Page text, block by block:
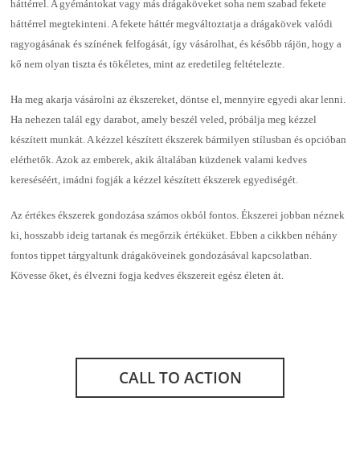
háttérrel. A gyémántokat vagy más drágaköveket soha nem szabad fekete
háttérrel megtekinteni. A fekete háttér megváltoztatja a drágakövek valódi
ragyogásának és színének felfogását, így vásárolhat, és később rájön, hogy a
kő nem olyan tiszta és tökéletes, mint az eredetileg feltételezte.
Ha meg akarja vásárolni az ékszereket, döntse el, mennyire egyedi akar lenni.
Ha nehezen talál egy darabot, amely beszél veled, próbálja meg kézzel
készített munkát. A kézzel készített ékszerek bármilyen stílusban és opcióban
elérhetők. Azok az emberek, akik általában küzdenek valami kedves
kereséséért, imádni fogják a kézzel készített ékszerek egyediségét.
Az értékes ékszerek gondozása számos okból fontos. Ékszerei jobban néznek
ki, hosszabb ideig tartanak és megőrzik értéküket. Ebben a cikkben néhány
fontos tippet tárgyaltunk drágaköveinek gondozásával kapcsolatban.
Kövesse őket, és élvezni fogja kedves ékszereit egész életen át.
CALL TO ACTION